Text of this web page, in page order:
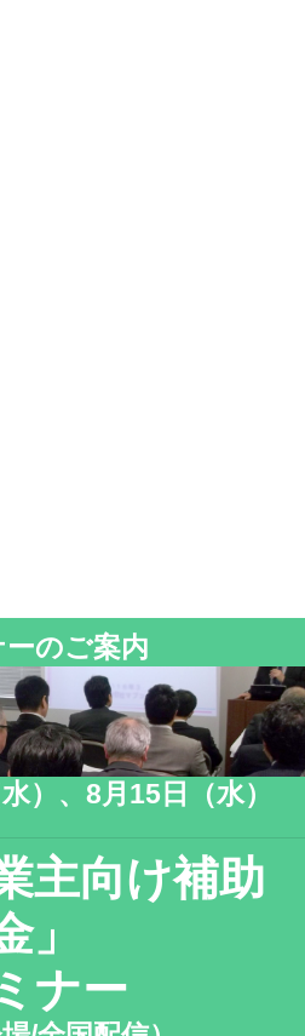
のご案内
）、8月15日（水）
主向け補助
」
ナー